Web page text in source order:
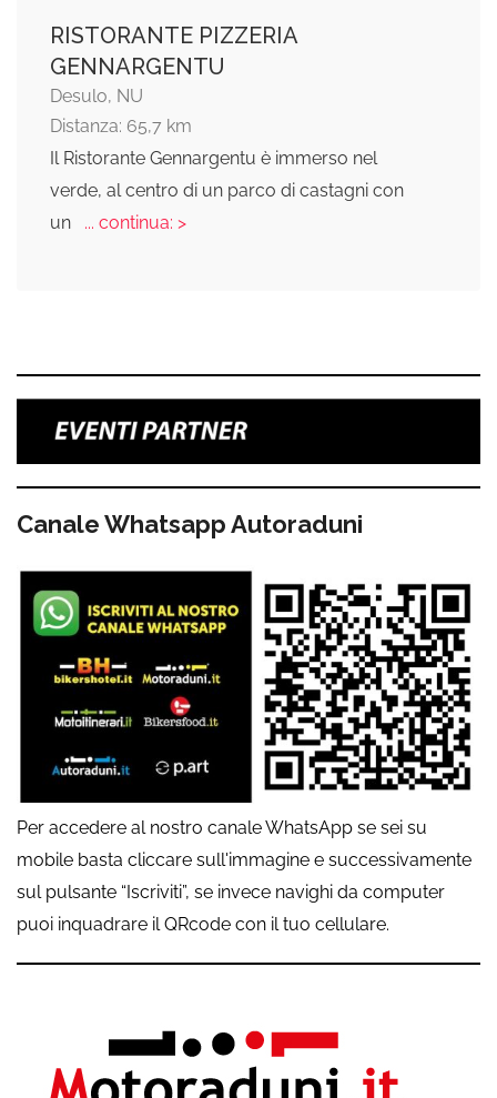
RISTORANTE PIZZERIA
GENNARGENTU
Desulo, NU
Distanza: 65,7 km
Il Ristorante Gennargentu è immerso nel
verde, al centro di un parco di castagni con
un
... continua: >
Canale Whatsapp Autoraduni
Per accedere al nostro canale WhatsApp se sei su
mobile basta cliccare sull'immagine e successivamente
sul pulsante “Iscriviti”, se invece navighi da computer
puoi inquadrare il QRcode con il tuo cellulare.